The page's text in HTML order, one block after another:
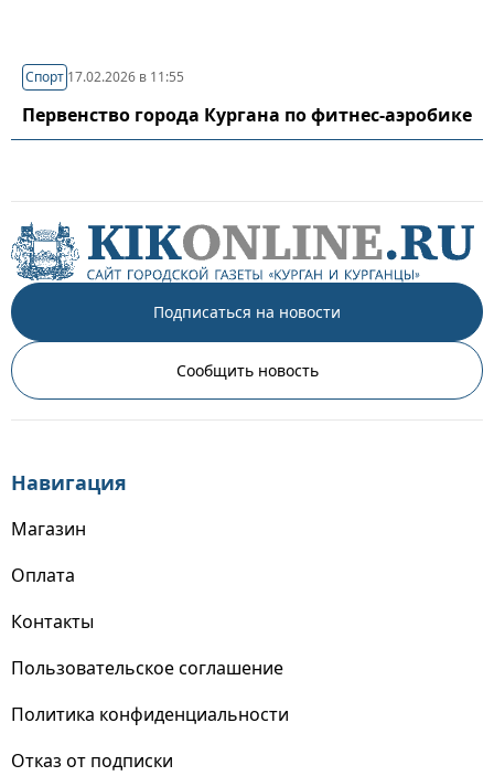
Спорт 17.02.2026 в 11:55
Первенство города Кургана по фитнес-аэробике
Подписаться на новости
Сообщить новость
Навигация
Магазин
Оплата
Контакты
Пользовательское соглашение
Политика конфиденциальности
Отказ от подписки